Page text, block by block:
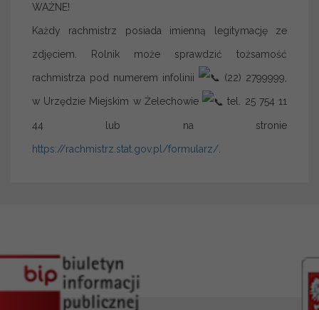
WAŻNE!
Każdy rachmistrz posiada imienną legitymację ze
zdjęciem. Rolnik może sprawdzić tożsamość
rachmistrza pod numerem infolinii (22) 2799999,
w Urzędzie Miejskim w Żelechowie tel. 25 754 11
44 lub na stronie
https://rachmistrz.stat.gov.pl/formularz/.